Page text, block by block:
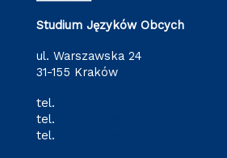
Studium Języków Obcych
ul. Warszawska 24
31-155 Kraków
tel.
tel.
tel.